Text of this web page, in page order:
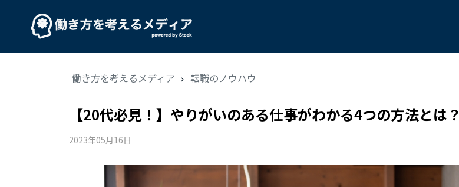
働き方を考えるメディア 転職のノウハウ
【20代必見！】やりがいのある仕事がわかる4つの方法とは？
2023年05月16日